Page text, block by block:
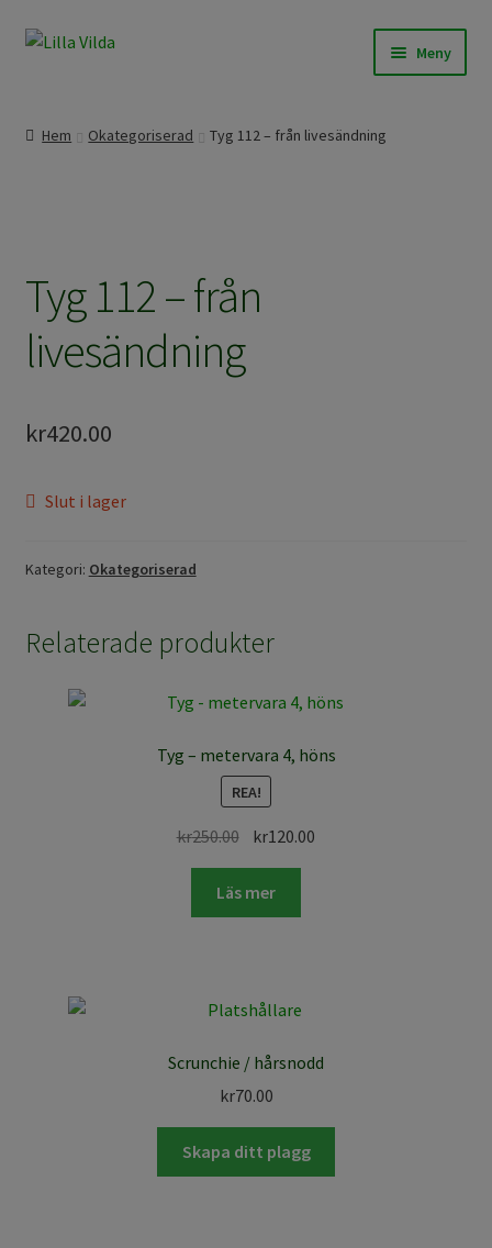
Hoppa
Hoppa
Meny
Om Lilla Vilda
Övrigt / Info
Hem Okategoriserad Tyg 112 – från livesändning
Tyg 112 – från
livesändning
kr420.00
Slut i lager
Kategori: Okategoriserad
Relaterade produkter
Tyg – metervara 4, höns
REA!
kr250.00 Det
ursprungliga
priset
var:
kr120.00
Läs mer
Scrunchie / hårsnodd
kr70.00
Skapa ditt plagg